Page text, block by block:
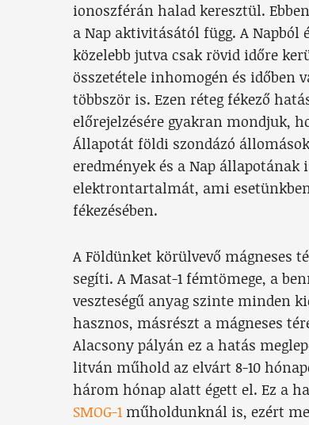
ionoszférán halad keresztül.
a Nap aktivitásától függ. A Napból
közelebb jutva csak rövid időre
összetétele inhomogén és időben
többször is. Ezen réteg fékező
előrejelzésére gyakran mondjuk,
Állapotát földi szondázó
eredmények és a Nap
elektrontartalmát, ami
fékezésében.
A Földünket körülvevő mágneses
segíti. A Masat-1 fémtömege, a
veszteségű anyag szinte minden
hasznos, másrészt a mágneses
Alacsony pályán ez a hatás
litván műhold az elvárt 8-10
három hónap alatt égett el. Ez a
SMOG-1 műholdunknál is, ezért